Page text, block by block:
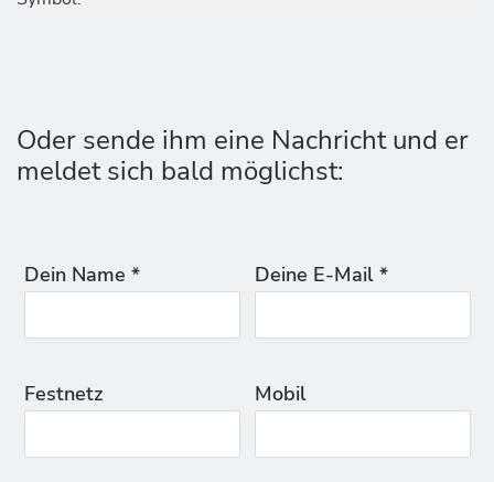
Oder sende ihm eine Nachricht und er
meldet sich bald möglichst:
Dein Name * Deine E-Mail *
Festnetz Mobil